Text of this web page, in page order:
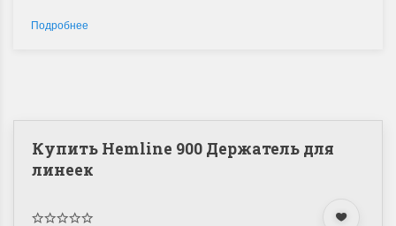
Подробнее
Купить Hemline 900 Держатель для
линеек